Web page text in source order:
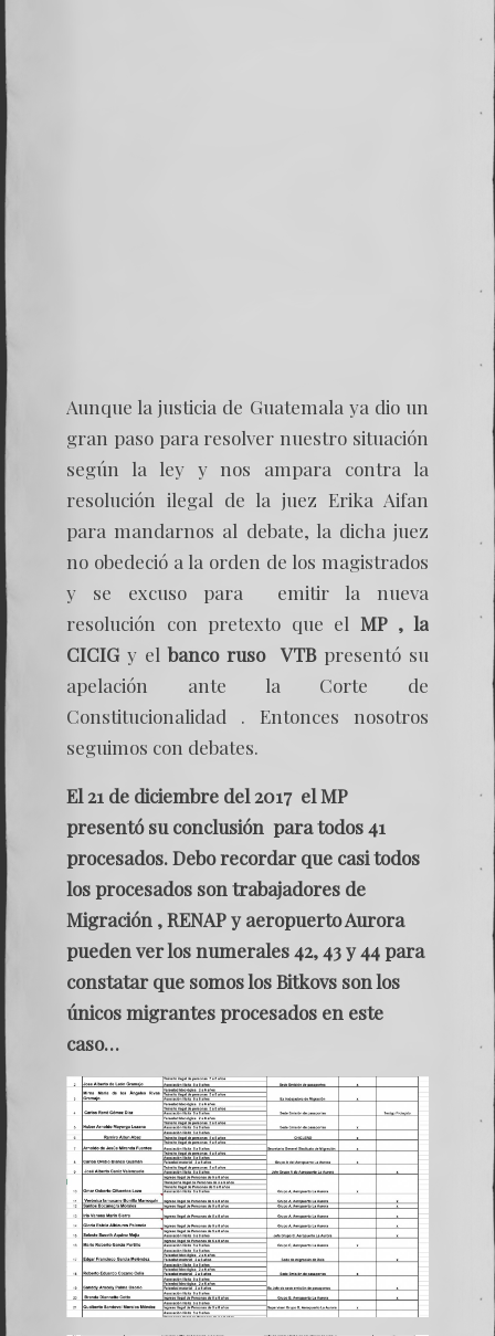
Aunque la justicia de Guatemala ya dio un
gran paso para resolver nuestro situación
según la ley y nos ampara contra la
resolución ilegal de la juez Erika Aifan
para mandarnos al debate, la dicha juez
no obedeció a la orden de los magistrados
y se excuso para emitir la nueva
resolución con pretexto que el MP , la
CICIG y elbanco ruso VTBpresentó su
apelación ante la Corte de
Constitucionalidad . Entonces nosotros
seguimos con debates.
El 21 de diciembre del 2017 el MP
presentó su conclusión para todos 41
procesados. Debo recordar que casi todos
los procesados son trabajadores de
Migración , RENAP y aeropuerto Aurora
pueden ver los numerales 42, 43 y 44 para
constatar que somos los Bitkovs son los
únicos migrantes procesados en este
caso…